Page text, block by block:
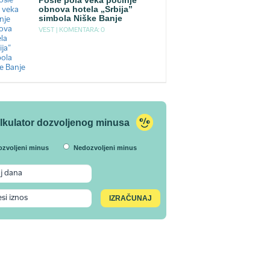
obnova hotela „Srbija”
simbola Niške Banje
VEST | KOMENTARA: 0
dozvoljenog minusa
minus Nedozvoljeni minus